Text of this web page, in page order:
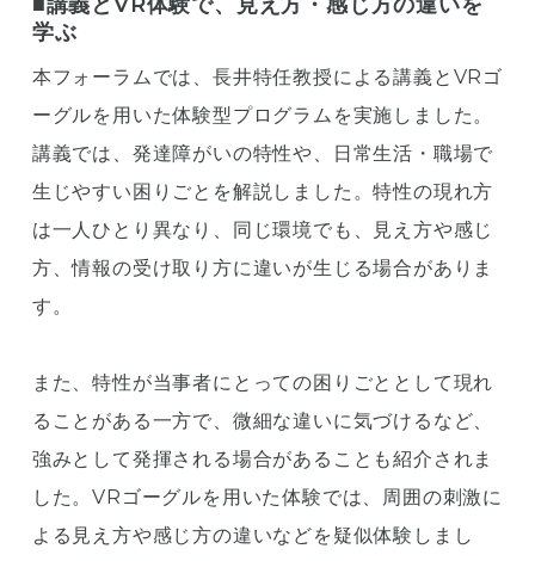
学ぶ
本フォーラムでは、長井特任教授による講義とVRゴ
ーグルを用いた体験型プログラムを実施しました。
講義では、発達障がいの特性や、日常生活・職場で
生じやすい困りごとを解説しました。特性の現れ方
は一人ひとり異なり、同じ環境でも、見え方や感じ
方、情報の受け取り方に違いが生じる場合がありま
す。
また、特性が当事者にとっての困りごととして現れ
ることがある一方で、微細な違いに気づけるなど、
強みとして発揮される場合があることも紹介されま
した。VRゴーグルを用いた体験では、周囲の刺激に
よる見え方や感じ方の違いなどを疑似体験しまし